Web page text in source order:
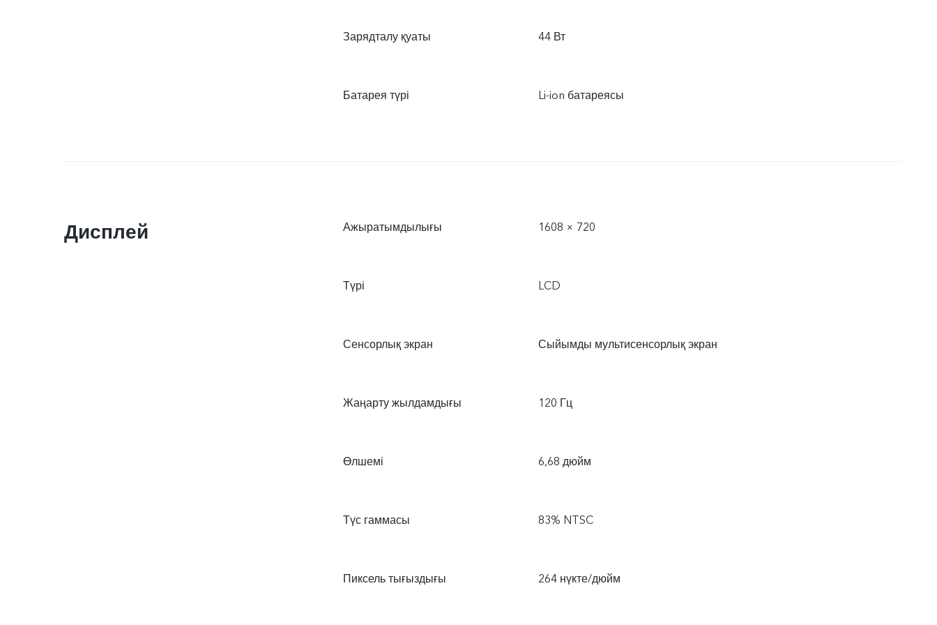
Зарядталу қуаты 44 Вт
Батарея түрі Li-ion батареясы
Дисплей Ажыратымдылығы 1608 × 720
Түрі LCD
Сенсорлық экран Сыйымды мультисенсорлық экран
Жаңарту жылдамдығы 120 Гц
Өлшемі 6,68 дюйм
Түс гаммасы 83% NTSC
Пиксель тығыздығы 264 нүкте/дюйм